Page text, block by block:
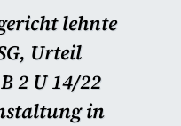
lehnte
Urteil
2 U 14/22
in